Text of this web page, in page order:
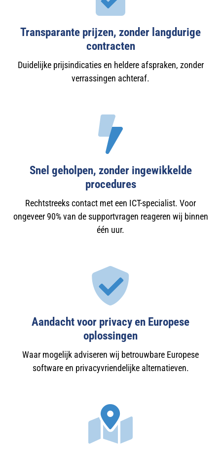
Transparante prijzen, zonder langdurige
contracten
Duidelijke prijsindicaties en heldere afspraken, zonder
verrassingen achteraf.
Snel geholpen, zonder ingewikkelde
procedures
Rechtstreeks contact met een ICT-specialist. Voor
ongeveer 90% van de supportvragen reageren wij binnen
één uur.
Aandacht voor privacy en Europese
oplossingen
Waar mogelijk adviseren wij betrouwbare Europese
software en privacyvriendelijke alternatieven.